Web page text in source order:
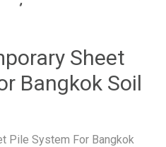
Sheet
Bangkok Soil
Pile System For Bangkok